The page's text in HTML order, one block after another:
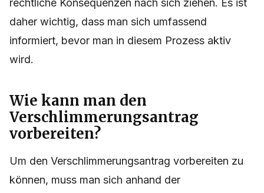
rechtliche Konsequenzen nach sich ziehen. Es ist
daher wichtig, dass man sich umfassend
informiert, bevor man in diesem Prozess aktiv
wird.
Wie kann man den
Verschlimmerungsantrag
vorbereiten?
Um den Verschlimmerungsantrag vorbereiten zu
können, muss man sich anhand der